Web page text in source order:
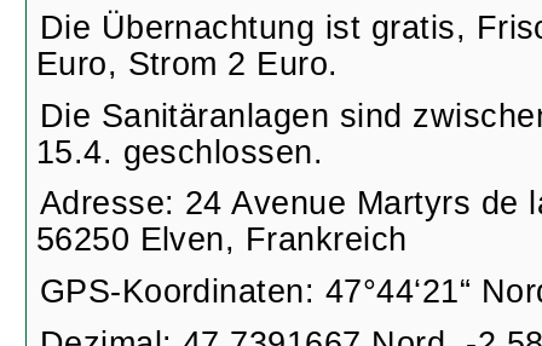
Die Übernachtung ist gratis,
Euro, Strom 2 Euro.
Die Sanitäranlagen sind
15.4. geschlossen.
Adresse: 24 Avenue Martyrs de
56250 Elven, Frankreich
GPS-Koordinaten: 47°44‘21“